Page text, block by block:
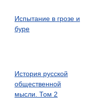
Испытание в грозе и
буре
История русской
общественной
мысли. Том 2